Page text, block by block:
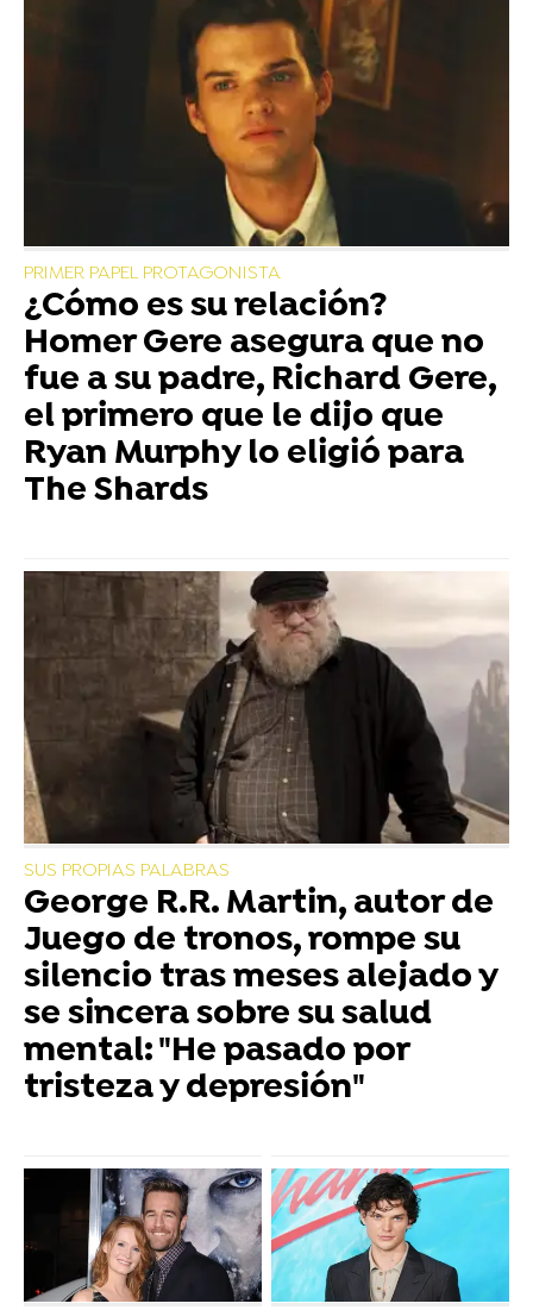
PRIMER PAPEL PROTAGONISTA
¿Cómo es su relación?
Homer Gere asegura que no
fue a su padre, Richard Gere,
el primero que le dijo que
Ryan Murphy lo eligió para
The Shards
SUS PROPIAS PALABRAS
George R.R. Martin, autor de
Juego de tronos, rompe su
silencio tras meses alejado y
se sincera sobre su salud
mental: "He pasado por
tristeza y depresión"